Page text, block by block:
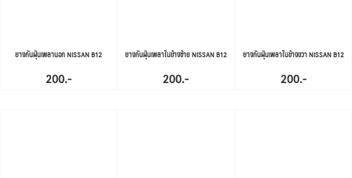
ยางกันฝุ่นเพลานอก NISSAN B12
200.-
ยางกันฝุ่นเพลาในข้างซ้าย NISSAN B12
200.-
ยางกันฝุ่นเพลาในข้างขวา NISSAN B12
200.-